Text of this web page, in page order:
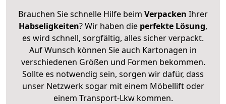
Brauchen Sie schnelle Hilfe beim Verpacken Ihrer
Habseligkeiten? Wir haben die perfekte Lösung,
es wird schnell, sorgfältig, alles sicher verpackt.
Auf Wunsch können Sie auch Kartonagen in
verschiedenen Größen und Formen bekommen.
Sollte es notwendig sein, sorgen wir dafür, dass
unser Netzwerk sogar mit einem Möbellift oder
einem Transport-Lkw kommen.